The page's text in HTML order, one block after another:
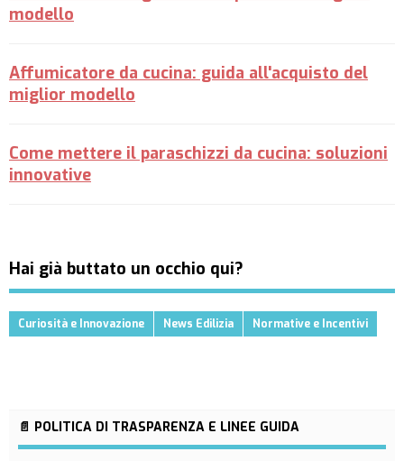
modello
Affumicatore da cucina: guida all'acquisto del
miglior modello
Come mettere il paraschizzi da cucina: soluzioni
innovative
Hai già buttato un occhio qui?
Curiosità e Innovazione News Edilizia Normative e Incentivi
📄 POLITICA DI TRASPARENZA E LINEE GUIDA